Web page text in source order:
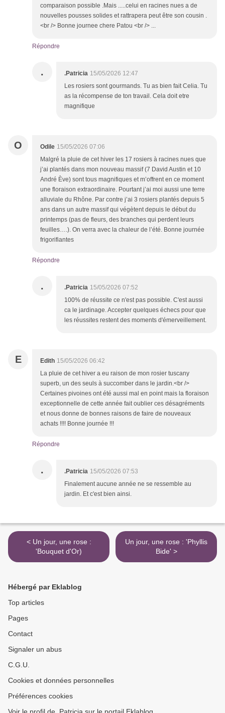
comparaison possible .Mais .....celui en racines nues a de
nouvelles pousses solides et rattrapera peut être son cousin .
<br /> Bonne journee chere Patou <br /> ...
Répondre
. .Patricia 15/05/2026 12:47
Les rosiers sont gourmands. Tu as bien fait Celia. Tu
as la récompense de ton travail. Cela doit etre
magnifique
O Odile 15/05/2026 07:06
Malgré la pluie de cet hiver les 17 rosiers à racines nues que
j’ai plantés dans mon nouveau massif (7 David Austin et 10
André Ève) sont tous magnifiques et m’offrent en ce moment
une floraison extraordinaire. Pourtant j’ai moi aussi une terre
alluviale du Rhône. Par contre j’ai 3 rosiers plantés depuis 5
ans dans un autre massif qui végètent depuis le début du
printemps (pas de fleurs, des branches qui perdent leurs
feuilles….). On verra avec la chaleur de l’été. Bonne journée
frigorifiantes
Répondre
. .Patricia 15/05/2026 07:52
100% de réussite ce n'est pas possible. C'est aussi
ca le jardinage. Accepter quelques échecs pour que
les réussites restent des moments d'émerveillement.
E Edith 15/05/2026 06:42
La pluie de cet hiver a eu raison de mon rosier tuscany
superb, un des seuls à succomber dans le jardin.<br />
Certaines pivoines ont été aussi mal en point mais la floraison
exceptionnelle de cette année fait oublier ces désagréments
et nous donne de bonnes raisons de faire de nouveaux
achats !!!! Bonne journée !!!
Répondre
. .Patricia 15/05/2026 07:53
Finalement aucune année ne se ressemble au
jardin. Et c'est bien ainsi.
< Un jour, une rose :
'Bouquet d'Or)
Un jour, une rose : 'Phyllis
Bide' >
Hébergé par Eklablog
Top articles
Pages
Contact
Signaler un abus
C.G.U.
Cookies et données personnelles
Préférences cookies